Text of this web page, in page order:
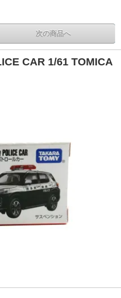
次の商品へ
CAR 1/61 TOMICA